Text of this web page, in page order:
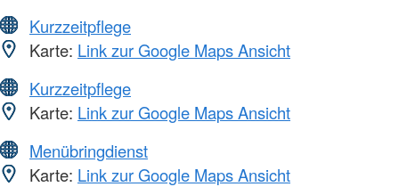
Kurzzeitpflege
Karte: Link zur Google Maps Ansicht
Kurzzeitpflege
Karte: Link zur Google Maps Ansicht
Menübringdienst
Karte: Link zur Google Maps Ansicht